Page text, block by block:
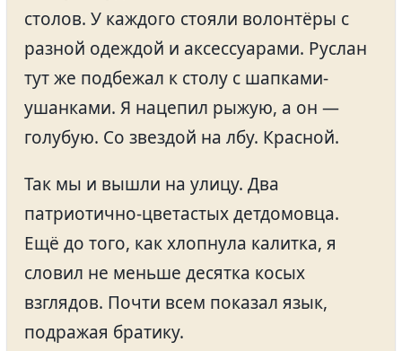
столов. У каждого стояли волонтёры с
разной одеждой и аксессуарами. Руслан
тут же подбежал к столу с шапками-
ушанками. Я нацепил рыжую, а он —
голубую. Со звездой на лбу. Красной.
Так мы и вышли на улицу. Два
патриотично-цветастых детдомовца.
Ещё до того, как хлопнула калитка, я
словил не меньше десятка косых
взглядов. Почти всем показал язык,
подражая братику.